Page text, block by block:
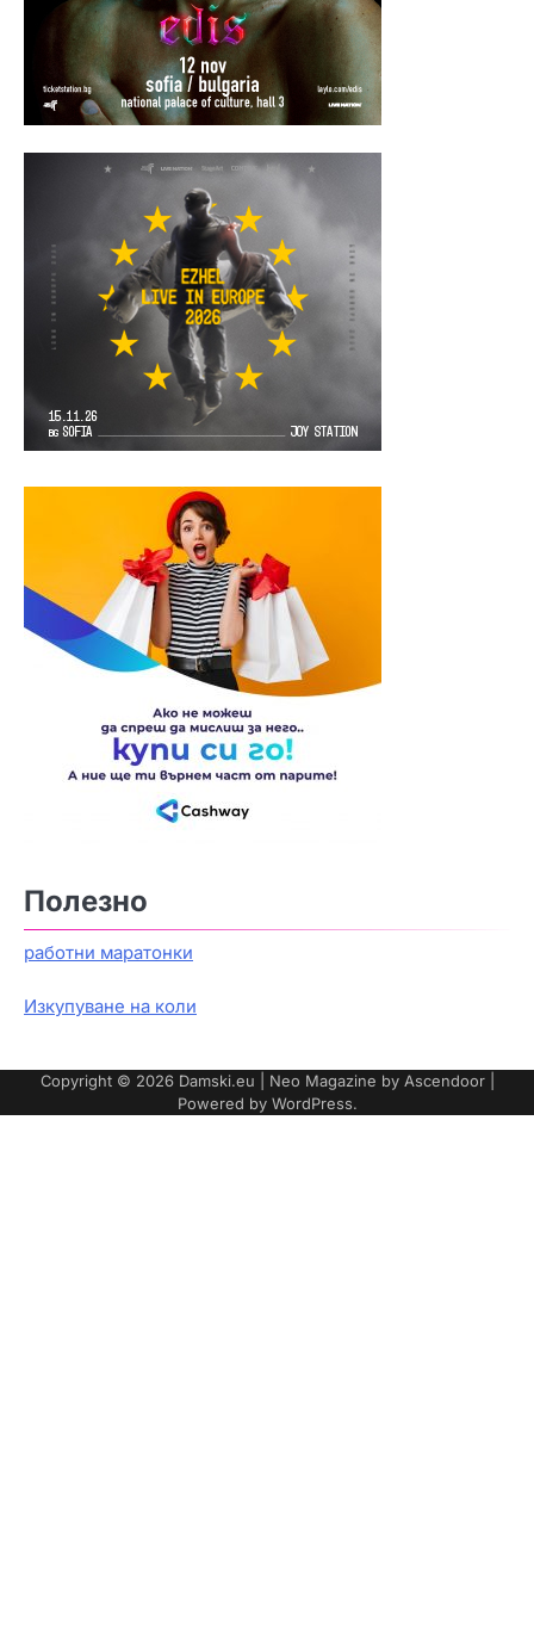
Полезно
работни маратонки
Изкупуване на коли
Copyright © 2026 Damski.eu | Neo Magazine by Ascendoor|
Powered by WordPress.